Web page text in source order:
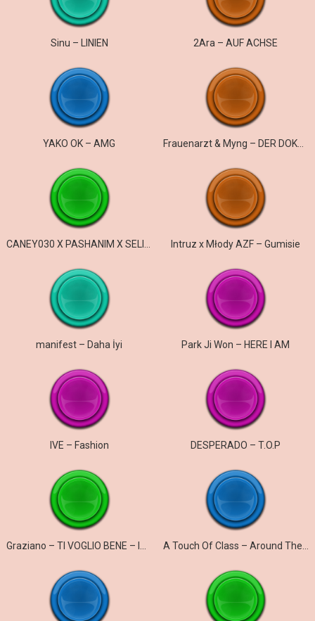
Sinu – LINIEN 2Ara – AUF ACHSE
YAKO OK – AMG Frauenarzt & Myng – DER DOKTOR UND DER ARZT
Intruz x Młody AZF – Gumisie
manifest – Daha İyi Park Ji Won – HERE I AM
IVE – Fashion DESPERADO – T.O.P